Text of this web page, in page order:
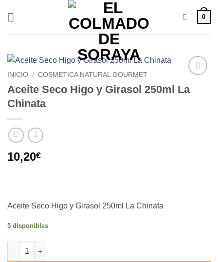
0
a la
INICIO / COSMETICA NATURAL GOURMET
Aceite Seco Higo y Girasol 250ml La
Chinata
10,20€
Aceite Seco Higo y Girasol 250ml La Chinata
5 disponibles
Aceite Seco Higo y Girasol 250ml La Chinata cantidad
Alternative: